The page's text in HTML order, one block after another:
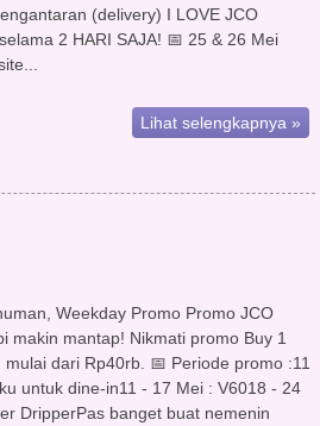
(delivery) I LOVE JCO
2 HARI SAJA! 📅 25 & 26 Mei
Lihat selengkapnya »
Weekday Promo Promo JCO
makin mantap! Nikmati promo Buy 1
dari Rp40rb. 📅 Periode promo :11
untuk dine-in11 - 17 Mei : V6018 - 24
DripperPas banget buat nemenin